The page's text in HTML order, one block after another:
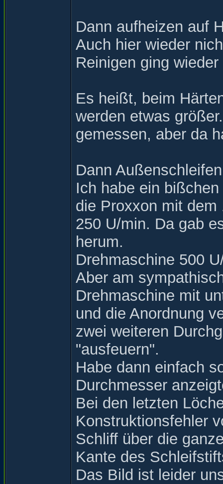
Dann aufheizen auf
Auch hier wieder
Reinigen ging
Es heißt, beim
werden etwas
gemessen, aber da
Dann
Ich habe ein
die Proxxon mit
250 U/min. Da gab
herum.
Drehmaschine 500
Aber am
Drehmaschine mit
und die Anordnung
zwei weiteren
"ausfeuern".
Habe dann einfach
Durchmesser
Bei den letzten
Konstruktionsfehler
Schliff über die
Kante des
Das Bild ist leider